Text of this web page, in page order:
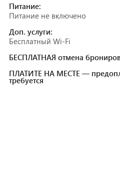
Питание:
Питание не включено
Доп. услуги:
Бесплатный Wi-Fi
БЕСПЛАТНАЯ отмена
ПЛАТИТЕ НА МЕСТЕ —
требуется